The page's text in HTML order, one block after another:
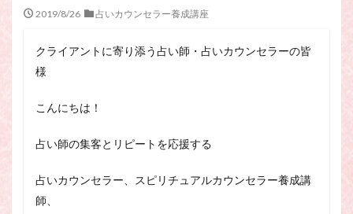
2019/8/26 占いカウンセラー養成講座
クライアントに寄り添う占い師・占いカウンセラーの皆
様
こんにちは！
占い師の集客とリピートを応援する
占いカウンセラー、スピリチュアルカウンセラー養成講
師、
ー、占い師、占い師になりたい、占い講座
引き寄せの法則
心理療法
波動の法則
電話占い師
占い師になりたい
占いセラピー